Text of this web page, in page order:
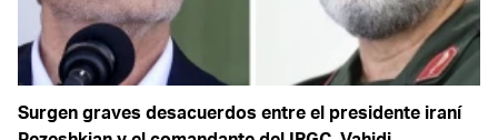
Surgen graves desacuerdos entre el presidente iraní